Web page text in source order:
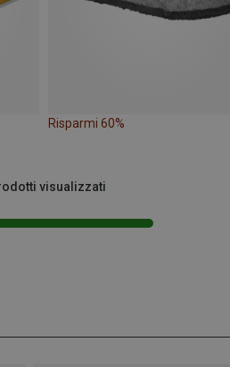
Risparmi 60%
visualizzati